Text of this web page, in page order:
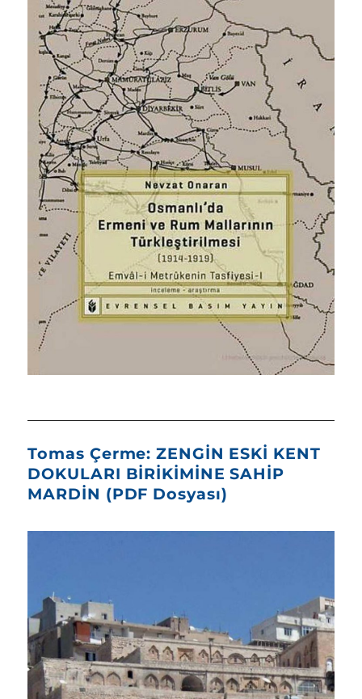
Tomas Çerme: ZENGİN ESKİ KENT
DOKULARI BİRİKİMİNE SAHİP
MARDİN (PDF Dosyası)